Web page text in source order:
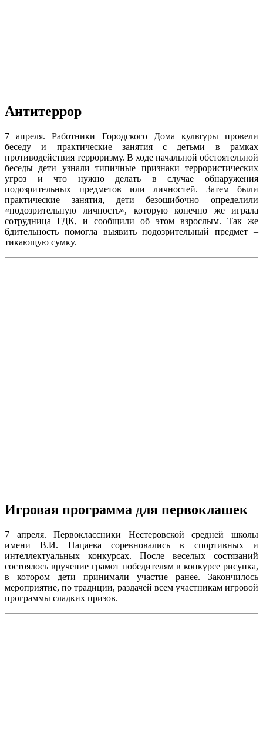
Антитеррор
7 апреля. Работники Городского Дома культуры провели
беседу и практические занятия с детьми в рамках
противодействия терроризму. В ходе начальной обстоятельной
беседы дети узнали типичные признаки террористических
угроз и что нужно делать в случае обнаружения
подозрительных предметов или личностей. Затем были
практические занятия, дети безошибочно определили
«подозрительную личность», которую конечно же играла
сотрудница ГДК, и сообщили об этом взрослым. Так же
бдительность помогла выявить подозрительный предмет –
тикающую сумку.
Игровая программа для первоклашек
7 апреля. Первоклассники Нестеровской средней школы
имени В.И. Пацаева соревновались в спортивных и
интеллектуальных конкурсах. После веселых состязаний
состоялось вручение грамот победителям в конкурсе рисунка,
в котором дети принимали участие ранее. Закончилось
мероприятие, по традиции, раздачей всем участникам игровой
программы сладких призов.